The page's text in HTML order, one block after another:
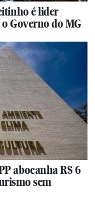
é lider
Governo do MG
abocanha R$ 6
sem